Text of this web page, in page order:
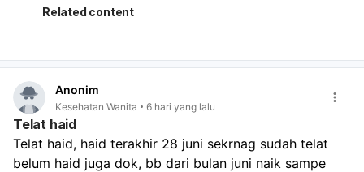
kalau bercaknya makin banyak, berulang terus, disertai
kandungan atau dokter umum.
Related content
Anonim
Kesehatan Wanita 6 hari yang lalu
Telat haid
Telat haid, haid terakhir 28 juni sekrnag sudah telat
belum haid juga dok, bb dari bulan juni naik sampe